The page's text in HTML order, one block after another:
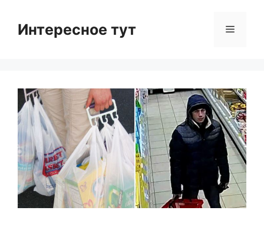
contentИнтересное тут Menu